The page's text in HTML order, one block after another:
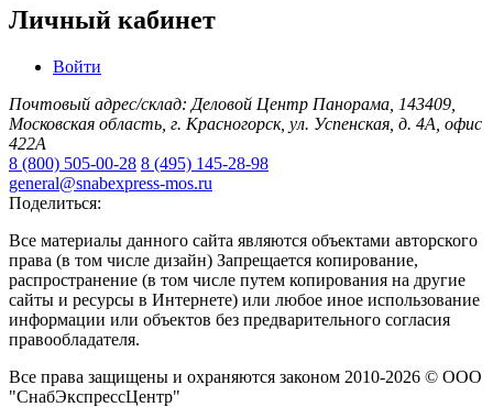
Личный кабинет
Войти
Почтовый адрес/склад: Деловой Центр Панорама, 143409,
Московская область, г. Красногорск, ул. Успенская, д. 4А, офис
422А
8 (800) 505-00-28 8 (495) 145-28-98
general@snabexpress-mos.ru
Поделиться:
Все материалы данного сайта являются объектами авторского
права (в том числе дизайн) Запрещается копирование,
распространение (в том числе путем копирования на другие
сайты и ресурсы в Интернете) или любое иное использование
информации или объектов без предварительного согласия
правообладателя.
Все права защищены и охраняются законом 2010-2026 © ООО
"СнабЭкспрессЦентр"